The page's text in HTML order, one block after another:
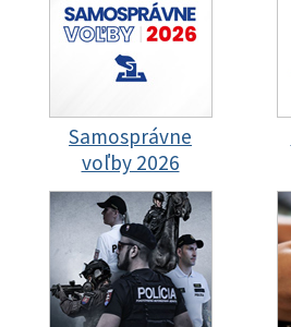
Samosprávne
voľby 2026